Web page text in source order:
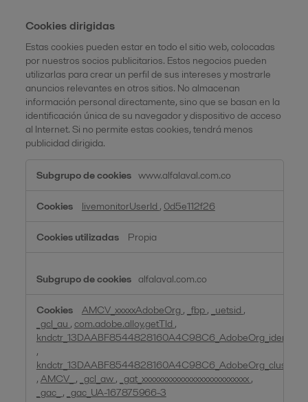
Cookies dirigidas
Estas cookies pueden estar en todo el sitio web, colocadas
por nuestros socios publicitarios. Estos negocios pueden
utilizarlas para crear un perfil de sus intereses y mostrarle
anuncios relevantes en otros sitios. No almacenan
información personal directamente, sino que se basan en la
identificación única de su navegador y dispositivo de acceso
al Internet. Si no permite estas cookies, tendrá menos
publicidad dirigida.
dirigidas
www.alfalaval.com.co
livemonitorUserId , 0d5e112f26
Propia
alfalaval.com.co
AMCV_xxxxxAdobeOrg , _fbp , _uetsid ,
_gcl_au , com.adobe.alloy.getTld ,
kndctr_13DAABF8544828160A4C98C6_AdobeOrg_identity
,
kndctr_13DAABF8544828160A4C98C6_AdobeOrg_cluster
, AMCV_ , _gcl_aw , _gat_xxxxxxxxxxxxxxxxxxxxxxxxxx ,
_gac_ , _gac_UA-167875966-3